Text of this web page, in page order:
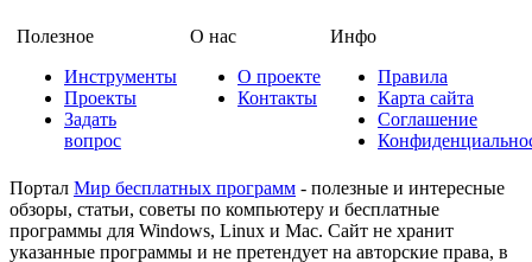
Полезное
Инструменты
Проекты
Задать
вопрос
О нас
О проекте
Контакты
Инфо
Правила
Карта сайта
Соглашение
Портал Мир бесплатных программ - полезные и интересные
обзоры, статьи, советы по компьютеру и бесплатные
программы для Windows, Linux и Mac. Сайт не хранит
указанные программы и не претендует на авторские права, в